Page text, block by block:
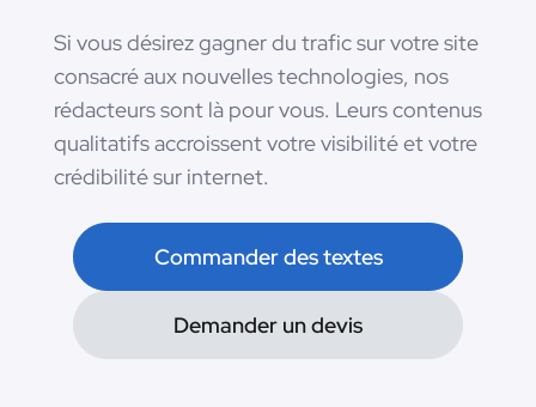
Si vous désirez gagner du trafic sur votre site
consacré aux nouvelles technologies, nos
rédacteurs sont là pour vous. Leurs contenus
qualitatifs accroissent votre visibilité et votre
crédibilité sur internet.
Commander des textes
Demander un devis